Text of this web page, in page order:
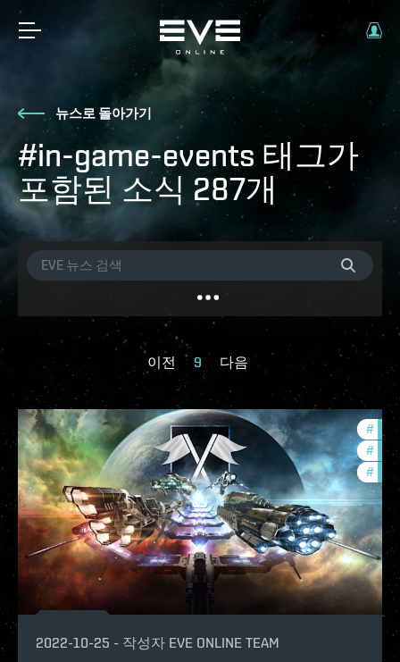
뉴스로 돌아가기
#in-game-events 태그가
포함된 소식 287개
이전 9 다음
#
#
#
2022-10-25 - 작성자 EVE ONLINE TEAM